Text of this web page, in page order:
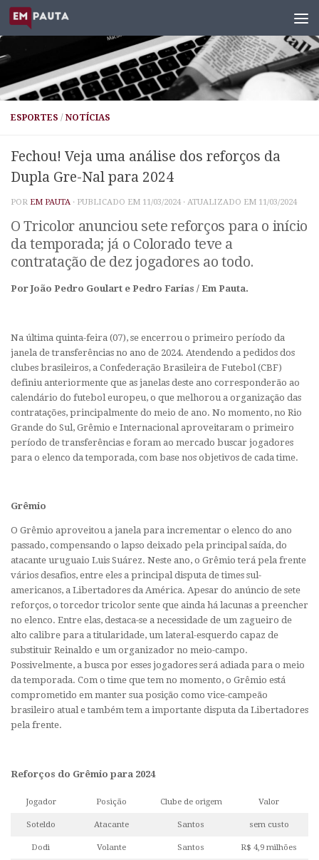
Skip to content
ESPORTES / NOTÍCIAS
Fechou! Veja uma análise dos reforços da
Dupla Gre-Nal para 2024
POR EM PAUTA · PUBLICADO EM 11/03/2024 · ATUALIZADO EM 11/03/2024
O Tricolor anunciou sete reforços para o início
da temporada; já o Colorado teve a
contratação de dez jogadores ao todo.
Por João Pedro Goulart e Pedro Farias / Em Pauta.
Na última quinta-feira (07), se encerrou o primeiro período da
janela de transferências no ano de 2024. Atendendo a pedidos dos
clubes brasileiros, a Confederação Brasileira de Futebol (CBF)
definiu anteriormente que as janelas deste ano corresponderão ao
calendário do futebol europeu, o que melhorou a organização das
contratações, principalmente do meio de ano. No momento, no Rio
Grande do Sul, Grêmio e Internacional aproveitaram o primeiro
período de transferências e foram ao mercado buscar jogadores
para o elenco da temporada, com base nos objetivos de cada time.
Grêmio
O Grêmio aproveitou a janela para incrementar o elenco do ano
passado, compensando o lapso deixado pela principal saída, do
atacante uruguaio Luis Suárez. Neste ano, o Grêmio terá pela frente
vários desafios, entre eles a principal disputa de times sul-
americanos, a Libertadores da América. Apesar do anúncio de sete
reforços, o torcedor tricolor sente que ainda há lacunas a preencher
no elenco. Entre elas, destaca-se a necessidade de um zagueiro de
alto calibre para a titularidade, um lateral-esquerdo capaz de
substituir Reinaldo e um organizador no meio-campo.
Possivelmente, a busca por esses jogadores será adiada para o meio
da temporada. Com o time que tem no momento, o Grêmio está
comprometido em manter sua posição como vice-campeão
brasileiro atual e também tem a importante disputa da Libertadores
pela frente.
Reforços do Grêmio para 2024
Jogador Posição Clube de origem Valor
Soteldo Atacante Santos sem custo
Dodi Volante Santos R$ 4,9 milhões